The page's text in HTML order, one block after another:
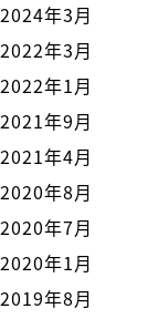
2024年3月
2022年3月
2022年1月
2021年9月
2021年4月
2020年8月
2020年7月
2020年1月
2019年8月